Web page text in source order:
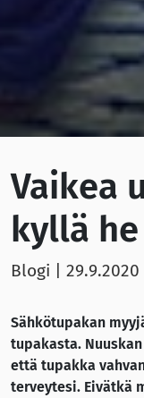
Vaikea
kyllä
Blogi | 29.9.2020
Sähkötupakan
tupakasta.
että tupakka
terveytesi. Eivätkä